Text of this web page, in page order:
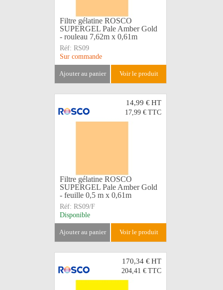
Filtre gélatine ROSCO
SUPERGEL Pale Amber Gold
- rouleau 7,62m x 0,61m
Réf: RS09
Sur commande
ajouter au panier voir le produit
14,99 €HT
17,99 € TTC
Filtre gélatine ROSCO
SUPERGEL Pale Amber Gold
- feuille 0,5 m x 0,61m
Réf: RS09/F
Disponible
ajouter au panier voir le produit
170,34 €HT
204,41 € TTC